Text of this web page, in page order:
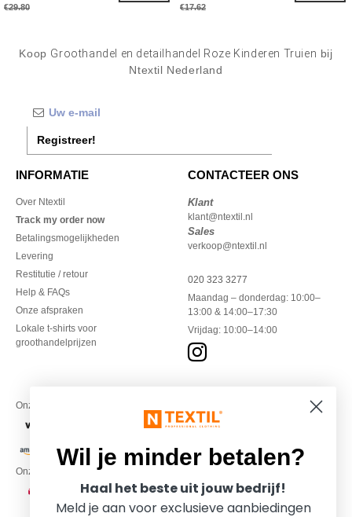
€29.80 €17.62
Koop Groothandel en detailhandel Roze Kinderen Truien bij
Ntextil Nederland
Registreer!
INFORMATIE
Over Ntextil
Track my order now
Betalingsmogelijkheden
Levering
Restitutie / retour
Help & FAQs
Onze afspraken
Lokale t-shirts voor
groothandelprijzen
CONTACTEER ONS
Klant
klant@ntextil.nl
Sales
verkoop@ntextil.nl
020 323 3277
Maandag – donderdag: 10:00–
13:00 & 14:00–17:30
Vrijdag: 10:00–14:00
Onze financiële partners
Onze transporteurs
Wil je minder betalen?
Haal het beste uit jouw bedrijf!
Meld je aan voor exclusieve aanbiedingen